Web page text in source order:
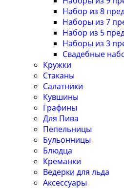
Набор из 8
Наборы из 7
Набор из 5
Наборы из 3
Свадебные
Кружки
Стаканы
Салатники
Кувшины
Графины
Для Пива
Пепельницы
Бульонницы
Блюдца
Креманки
Ведерки для льда
Аксессуары